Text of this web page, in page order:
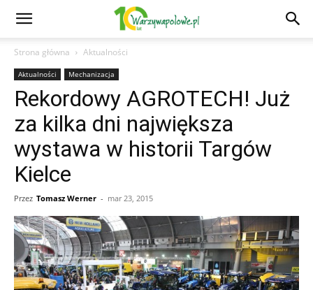
Strona główna Aktualności
Aktualności Mechanizacja
Rekordowy AGROTECH! Już
za kilka dni największa
wystawa w historii Targów
Kielce
Przez Tomasz Werner - mar 23, 2015